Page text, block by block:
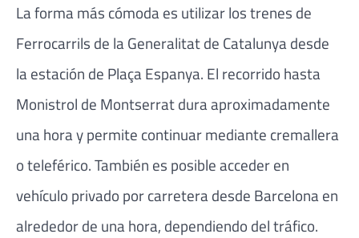
La forma más cómoda es utilizar los trenes de
Ferrocarrils de la Generalitat de Catalunya desde
la estación de Plaça Espanya. El recorrido hasta
Monistrol de Montserrat dura aproximadamente
una hora y permite continuar mediante cremallera
o teleférico. También es posible acceder en
vehículo privado por carretera desde Barcelona en
alrededor de una hora, dependiendo del tráfico.